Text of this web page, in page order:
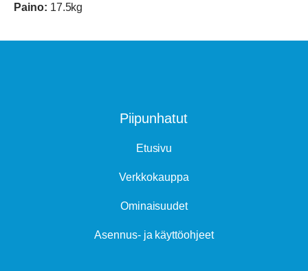
Paino: 17.5kg
Piipunhatut
Etusivu
Verkkokauppa
Ominaisuudet
Asennus- ja käyttöohjeet